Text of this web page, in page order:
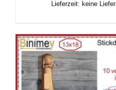
Lieferzeit: keine